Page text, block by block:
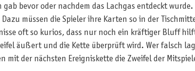
bevor oder nachdem das Lachgas entdeckt
müssen die Spieler ihre Karten so in der
oft so kurios, dass nur noch ein kräftiger Bluff
äußert und die Kette überprüft wird. Wer falsch
mit der nächsten Ereigniskette die Zweifel der